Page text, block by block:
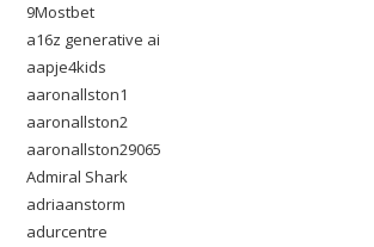
9Mostbet
a16z generative ai
aapje4kids
aaronallston1
aaronallston2
aaronallston29065
Admiral Shark
adriaanstorm
adurcentre